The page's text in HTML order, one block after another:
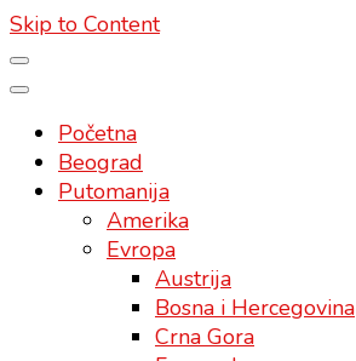
Skip to Content
Početna
Beograd
Putomanija
Amerika
Evropa
Austrija
Bosna i Hercegovina
Crna Gora